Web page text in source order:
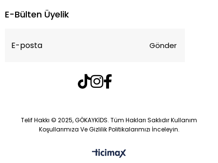
E-Bülten Üyelik
Gönder
Telif Hakkı © 2025, GÖKAYKİDS. Tüm Hakları Saklıdır Kullanım
Koşullarımıza Ve Gizlilik Politikalarımızı İnceleyin.